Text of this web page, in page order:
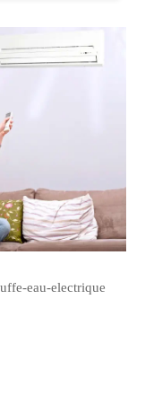
eau-electrique